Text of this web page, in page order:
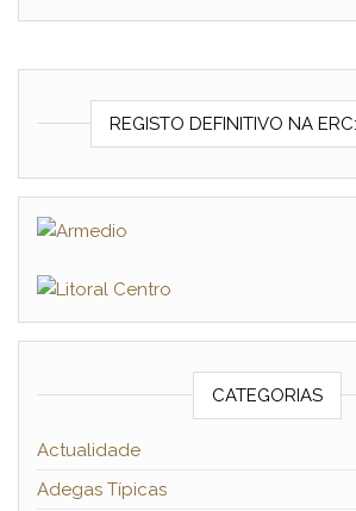
REGISTO DEFINITIVO NA
CATEGORIAS
Actualidade
Adegas Típicas